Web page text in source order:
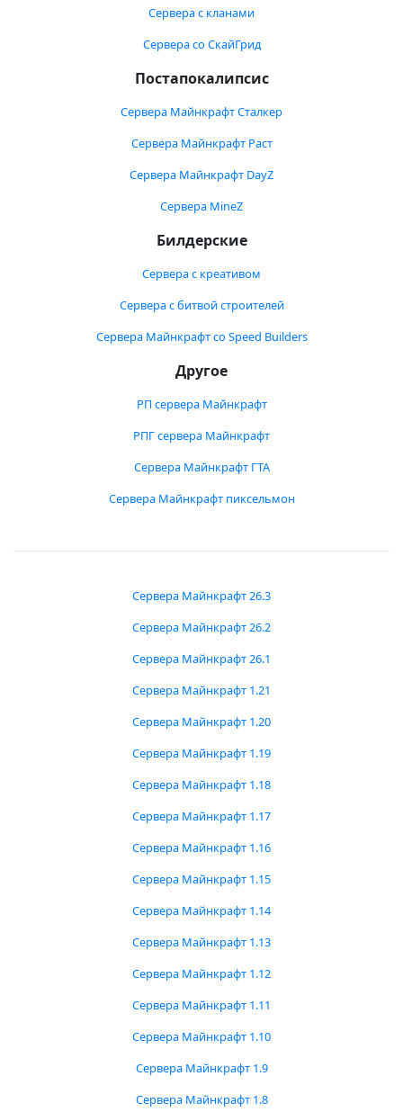
Сервера с кланами
Сервера со СкайГрид
Постапокалипсис
Сервера Майнкрафт Сталкер
Сервера Майнкрафт Раст
Сервера Майнкрафт DayZ
Сервера MineZ
Билдерские
Сервера с креативом
Сервера с битвой строителей
Сервера Майнкрафт со Speed Builders
Другое
РП сервера Майнкрафт
РПГ сервера Майнкрафт
Сервера Майнкрафт ГТА
Сервера Майнкрафт пиксельмон
Сервера Майнкрафт 26.3
Сервера Майнкрафт 26.2
Сервера Майнкрафт 26.1
Сервера Майнкрафт 1.21
Сервера Майнкрафт 1.20
Сервера Майнкрафт 1.19
Сервера Майнкрафт 1.18
Сервера Майнкрафт 1.17
Сервера Майнкрафт 1.16
Сервера Майнкрафт 1.15
Сервера Майнкрафт 1.14
Сервера Майнкрафт 1.13
Сервера Майнкрафт 1.12
Сервера Майнкрафт 1.11
Сервера Майнкрафт 1.10
Сервера Майнкрафт 1.9
Сервера Майнкрафт 1.8